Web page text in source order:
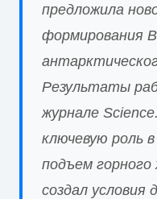
предложила
формирования
Результаты
журнале
ключевую роль
подъем
создал условия